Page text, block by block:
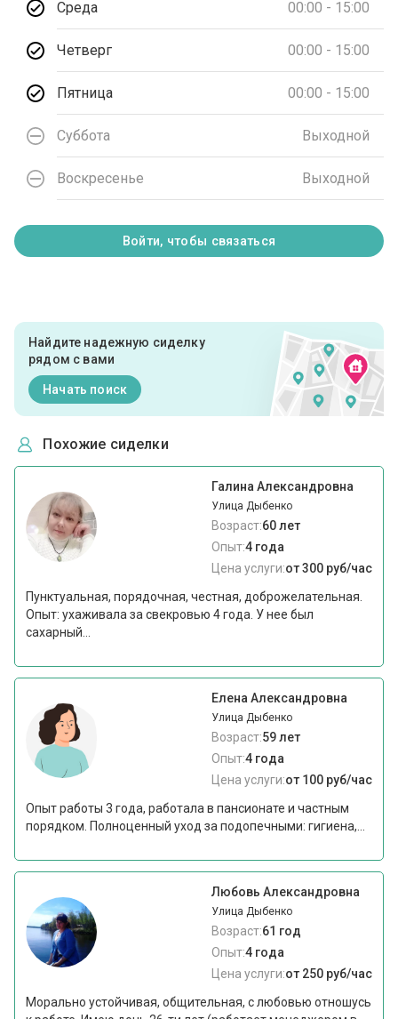
Среда 00:00 - 15:00
Четверг 00:00 - 15:00
Пятница 00:00 - 15:00
Суббота Выходной
Воскресенье Выходной
Войти, чтобы связаться
Найдите надежную сиделку
рядом с вами
Начать поиск
Похожие сиделки
Галина Александровна
Улица Дыбенко
Возраст:60 лет
Опыт:4 года
Цена услуги:от 300 руб/час
Пунктуальная, порядочная, честная, доброжелательная.
Опыт: ухаживала за свекровью 4 года. У нее был
сахарный...
Елена Александровна
Улица Дыбенко
Возраст:59 лет
Опыт:4 года
Цена услуги:от 100 руб/час
Опыт работы 3 года, работала в пансионате и частным
порядком. Полноценный уход за подопечными: гигиена,...
Любовь Александровна
Улица Дыбенко
Возраст:61 год
Опыт:4 года
Цена услуги:от 250 руб/час
Морально устойчивая, общительная, с любовью отношусь